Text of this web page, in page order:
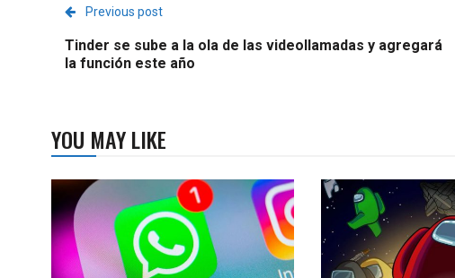
Previous post
Tinder se sube a la ola de las videollamadas y agregará
la función este año
YOU MAY LIKE